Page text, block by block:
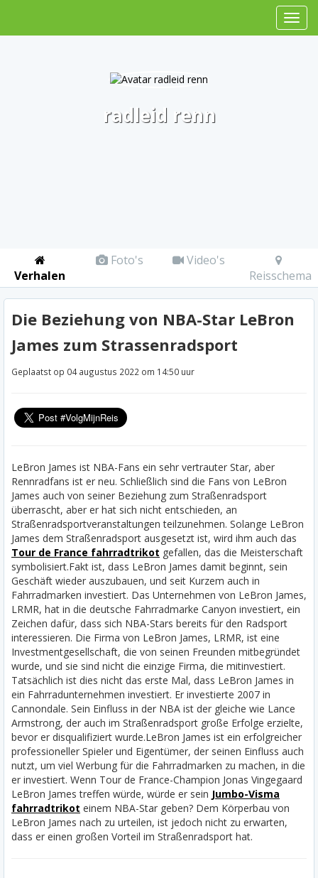
radleid renn
Verhalen
Foto's
Video's
Reisschema
Die Beziehung von NBA-Star LeBron
James zum Strassenradsport
Geplaatst op 04 augustus 2022 om 14:50 uur
LeBron James ist NBA-Fans ein sehr vertrauter Star, aber
Rennradfans ist er neu. Schließlich sind die Fans von LeBron
James auch von seiner Beziehung zum Straßenradsport
überrascht, aber er hat sich nicht entschieden, an
Straßenradsportveranstaltungen teilzunehmen. Solange LeBron
James dem Straßenradsport ausgesetzt ist, wird ihm auch das
Tour de France fahrradtrikot gefallen, das die Meisterschaft
symbolisiert.Fakt ist, dass LeBron James damit beginnt, sein
Geschäft wieder auszubauen, und seit Kurzem auch in
Fahrradmarken investiert. Das Unternehmen von LeBron James,
LRMR, hat in die deutsche Fahrradmarke Canyon investiert, ein
Zeichen dafür, dass sich NBA-Stars bereits für den Radsport
interessieren. Die Firma von LeBron James, LRMR, ist eine
Investmentgesellschaft, die von seinen Freunden mitbegründet
wurde, und sie sind nicht die einzige Firma, die mitinvestiert.
Tatsächlich ist dies nicht das erste Mal, dass LeBron James in
ein Fahrradunternehmen investiert. Er investierte 2007 in
Cannondale. Sein Einfluss in der NBA ist der gleiche wie Lance
Armstrong, der auch im Straßenradsport große Erfolge erzielte,
bevor er disqualifiziert wurde.LeBron James ist ein erfolgreicher
professioneller Spieler und Eigentümer, der seinen Einfluss auch
nutzt, um viel Werbung für die Fahrradmarken zu machen, in die
er investiert. Wenn Tour de France-Champion Jonas Vingegaard
LeBron James treffen würde, würde er sein Jumbo-Visma
fahrradtrikot einem NBA-Star geben? Dem Körperbau von
LeBron James nach zu urteilen, ist jedoch nicht zu erwarten,
dass er einen großen Vorteil im Straßenradsport hat.